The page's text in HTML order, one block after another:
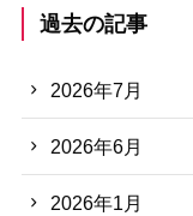
過去の記事
2026年7月
2026年6月
2026年1月